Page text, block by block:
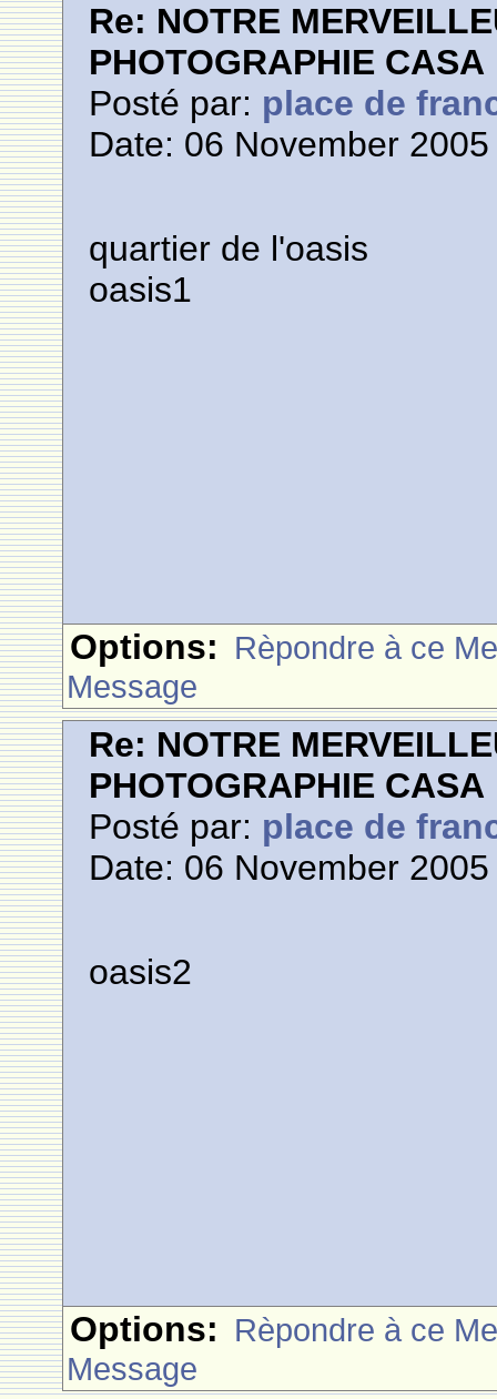
Re: NOTRE
PHOTOGRAPHIE CASA
Posté par: place de
Date: 06 November
quartier de l'oasis
oasis1
Options: Rèpondre à ce
Message
Re: NOTRE
PHOTOGRAPHIE CASA
Posté par: place de
Date: 06 November
oasis2
Options: Rèpondre à ce
Message